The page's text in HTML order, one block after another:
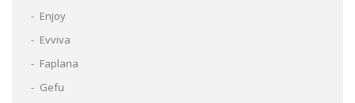
Enjoy
Evviva
Faplana
Gefu